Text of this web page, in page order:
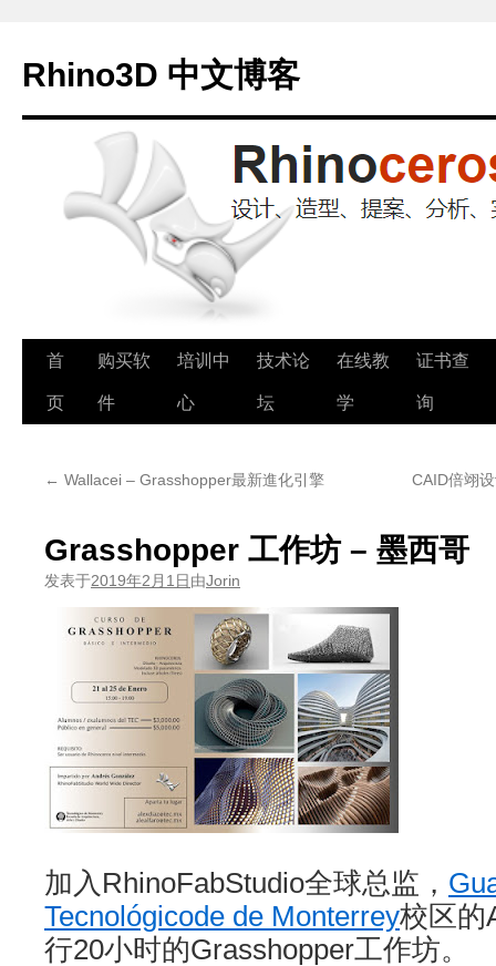
Rhino3D 中文博客
跳
至
首
页
购买软
件
培训中
心
技术论
坛
在线教
学
证书查
询
← Wallacei – Grasshopper最新進化引擎 CAID倍翊
Grasshopper 工作坊 – 墨西哥
发表于2019年2月1日由Jorin
加入RhinoFabStudio全球总监，
Tecnológicode de Monterrey校区的
行20小时的Grasshopper工作坊。